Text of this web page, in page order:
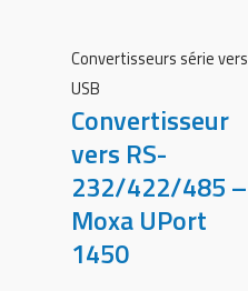
Convertisseurs série vers
USB
Convertisseur
vers RS-
232/422/485 –
Moxa UPort
1450